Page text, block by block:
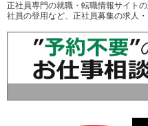
正社員専門の就職・転職情報サイト
社員の登用など、正社員募集の求人・